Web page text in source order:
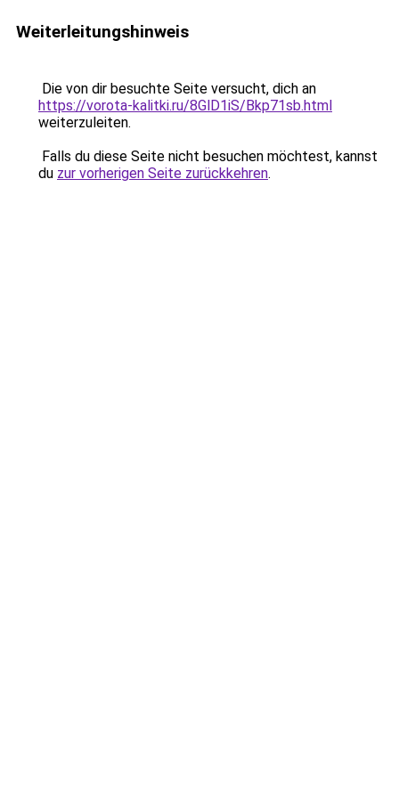
Weiterleitungshinweis
Die von dir besuchte Seite versucht, dich an
https://vorota-kalitki.ru/8GlD1iS/Bkp71sb.html
weiterzuleiten.
Falls du diese Seite nicht besuchen möchtest, kannst
du zur vorherigen Seite zurückkehren.